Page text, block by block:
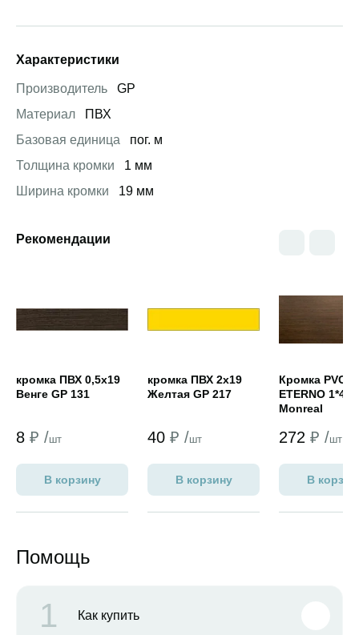
Характеристики
Производитель
GP
Материал
ПВХ
Базовая единица
пог. м
Толщина кромки
1 мм
Ширина кромки
19 мм
Рекомендации
кромка ПВХ 0,5х19
Венге GP 131
8 ₽ /шт
В корзину
кромка ПВХ 2х19
Желтая GP 217
40 ₽ /шт
В корзину
Кромка PVC
ETERNO 1*40
Monreal
272 ₽ /шт
В
Помощь
1 Как купить